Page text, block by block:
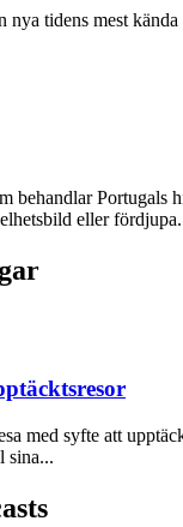
nya tidens mest kända
behandlar Portugals
eller
med syfte att
sina...